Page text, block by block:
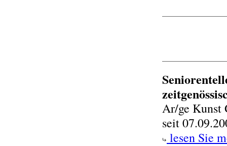
Ar/ge Kunst
seit
lesen Sie